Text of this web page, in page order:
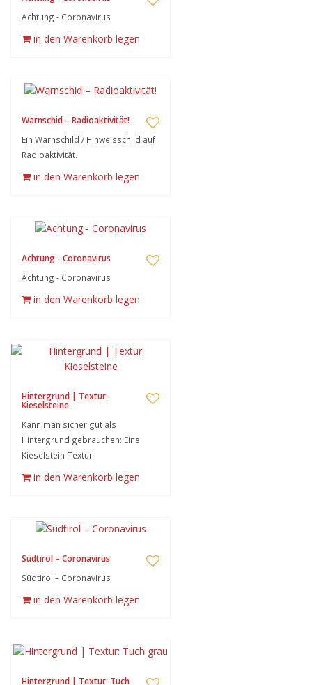
Achtung - Coronavirus
in den Warenkorb legen
Warnschid – Radioaktivität!
Ein Warnschild / Hinweisschild auf
Radioaktivität.
in den Warenkorb legen
Achtung - Coronavirus
Achtung - Coronavirus
in den Warenkorb legen
Hintergrund | Textur:
Kieselsteine
Kann man sicher gut als
Hintergrund gebrauchen: Eine
Kieselstein-Textur
in den Warenkorb legen
Südtirol – Coronavirus
Südtirol – Coronavirus
in den Warenkorb legen
Hintergrund | Textur: Tuch